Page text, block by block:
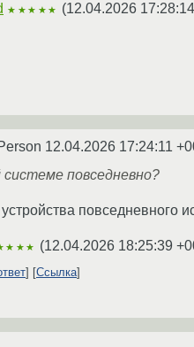
★★★★★ (12.04.2026
12.04.2026 17:24:11
системе повседневно?
повседневного
(12.04.2026 18:25:39
Ссылка